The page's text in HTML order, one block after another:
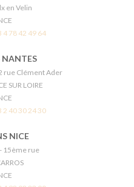
en Velin
4 78 42 49 64
rue Clément Ader
SUR LOIRE
2 40 30 24 30
NICE
15ème rue